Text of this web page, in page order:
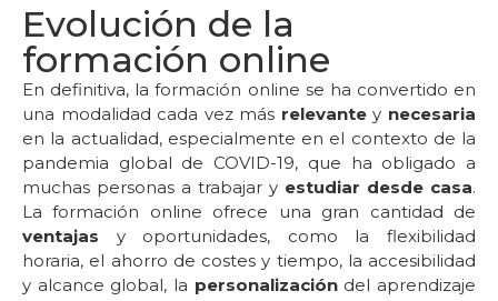
Evolución de la
formación online
En definitiva, la formación online se ha convertido en
una modalidad cada vez más relevantey necesaria
en la actualidad, especialmente en el contexto de la
pandemia global de COVID-19, que ha obligado a
muchas personas a trabajar y estudiar desde casa.
La formación online ofrece una gran cantidad de
ventajas y oportunidades, como la flexibilidad
horaria, el ahorro de costes y tiempo, la accesibilidad
y alcance global, la personalizacióndel aprendizaje